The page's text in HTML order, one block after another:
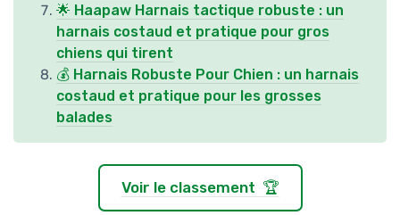
🌟 Haapaw Harnais tactique robuste : un
harnais costaud et pratique pour gros
chiens qui tirent
💰 Harnais Robuste Pour Chien : un harnais
costaud et pratique pour les grosses
balades
Voir le classement 🏆